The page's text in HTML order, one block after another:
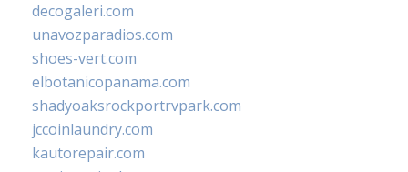
decogaleri.com
unavozparadios.com
shoes-vert.com
elbotanicopanama.com
shadyoaksrockportrvpark.com
jccoinlaundry.com
kautorepair.com